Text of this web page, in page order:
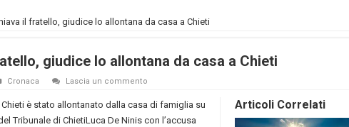
il fratello, giudice lo allontana da casa a Chieti
giudice lo allontana da casa a Chieti
Cronaca Lascia un commento
Articoli Correlati
è stato allontanato dalla casa di famiglia su
Tribunale di ChietiLuca De Ninis con l’accusa